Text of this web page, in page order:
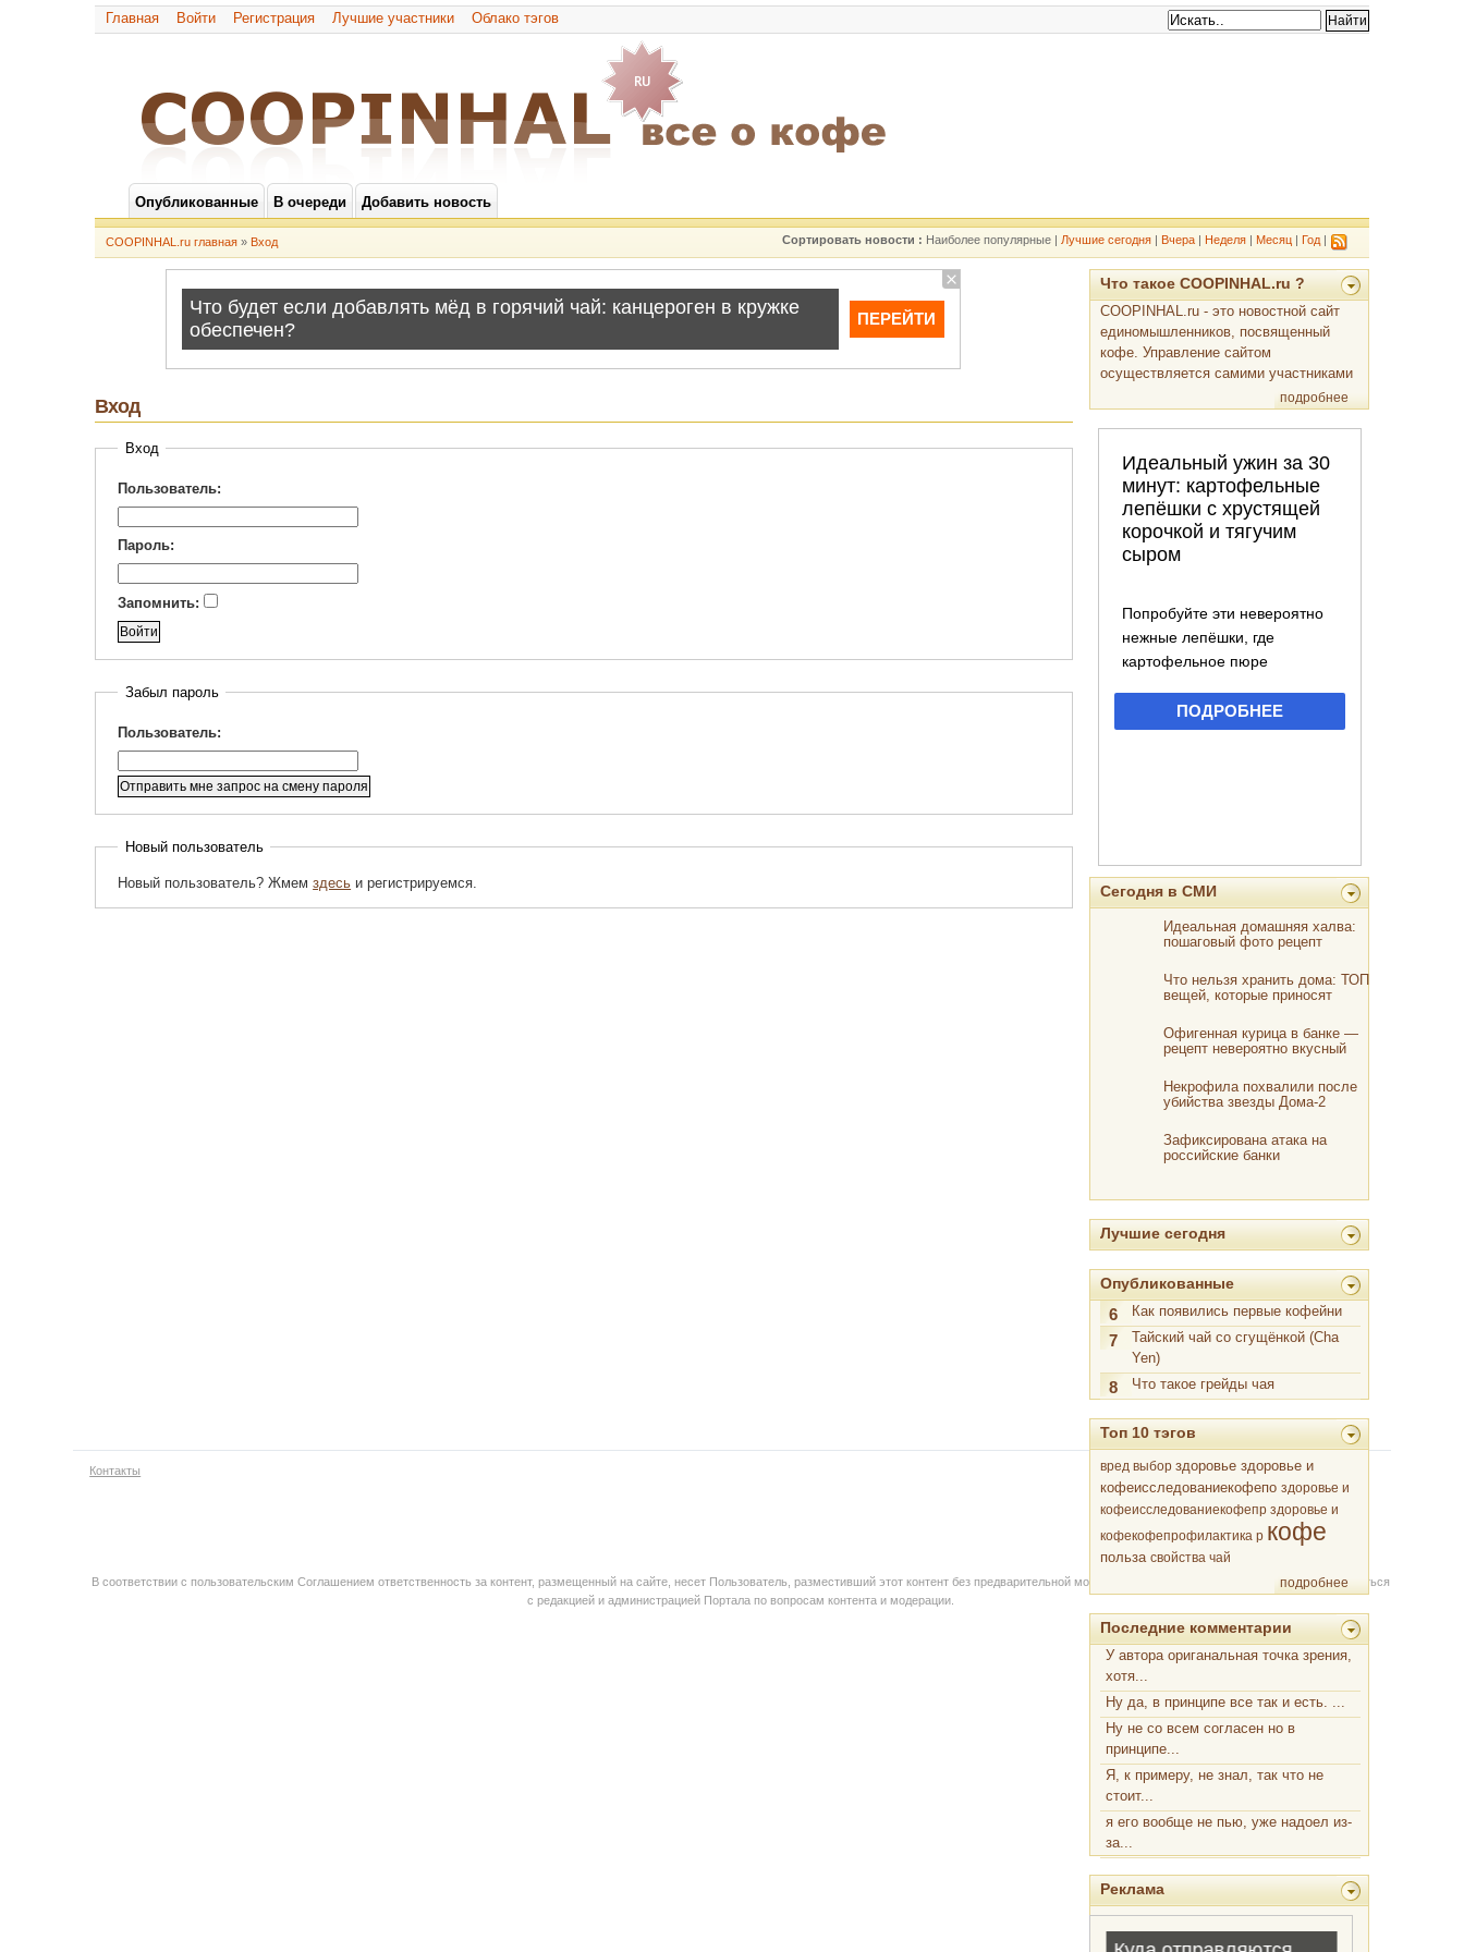
Главная Войти Регистрация Лучшие участники Облако тэгов
Опубликованные В очереди Добавить новость
COOPINHAL.ru главная »Вход Сортировать новости : Наиболее популярные | Лучшие сегодня| Вчера| Неделя| Месяц| Год|
Вход
Вход
Пользователь:
Пароль:
Запомнить:
Забыл пароль
Пользователь:
Новый пользователь
Новый пользователь? Жмемздесь и регистрируемся.
Что такое COOPINHAL.ru ?
COOPINHAL.ru - это новостной сайт
единомышленников, посвященный
кофе. Управление сайтом
осуществляется самими участниками
подробнее
Сегодня в СМИ
Идеальная домашняя халва:
пошаговый фото рецепт
Что нельзя хранить дома: ТОП
вещей, которые приносят
Офигенная курица в банке —
рецепт невероятно вкусный
Некрофила похвалили после
убийства звезды Дома-2
Зафиксирована атака на
российские банки
Лучшие сегодня
Опубликованные
6
Как появились первые кофейни
7
Тайский чай со сгущёнкой (Cha
Yen)
8 Что такое грейды чая
Топ 10 тэгов
вред выбор здоровье здоровье и
кофеисследованиекофепо здоровье и
кофеисследованиекофепр здоровье и
кофекофепрофилактика р кофе
польза свойства чай
подробнее
Последние комментарии
У автора ориганальная точка зрения,
хотя...
Ну да, в принципе все так и есть. ...
Ну не со всем согласен но в
принципе...
Я, к примеру, не знал, так что не
стоит...
я его вообще не пью, уже надоел из-
за...
Реклама
Контакты
В соответствии с пользовательским Соглашением ответственность за контент, размещенный на сайте, несет Пользователь, разместивший этот контент без предварительной модерации через форму на сайте. Вы можете связаться
с редакцией и администрацией Портала по вопросам контента и модерации.